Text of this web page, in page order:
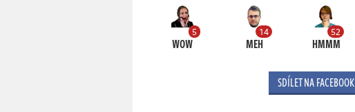
5
WOW
14
MEH
52
HMMM
SDÍLET NA FACEBOOK